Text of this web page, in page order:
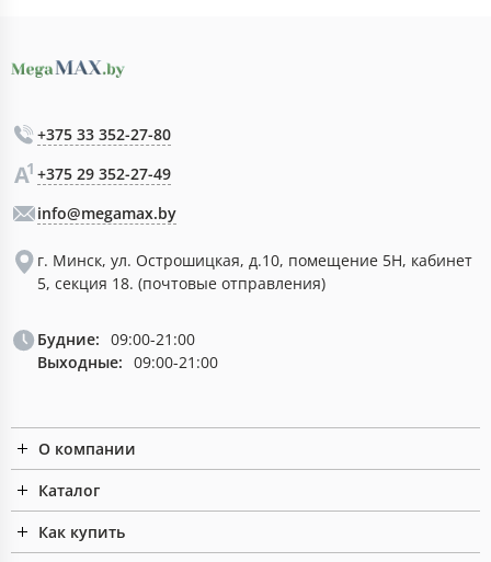
+375 33 352-27-80
+375 29 352-27-49
info@megamax.by
г. Минск, ул. Острошицкая, д.10, помещение 5Н, кабинет
5, секция 18. (почтовые отправления)
Будние: 09:00-21:00
Выходные: 09:00-21:00
О компании
Каталог
Как купить